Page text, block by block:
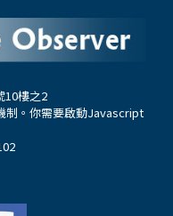
10樓之2
制。你需要啟動Javascript